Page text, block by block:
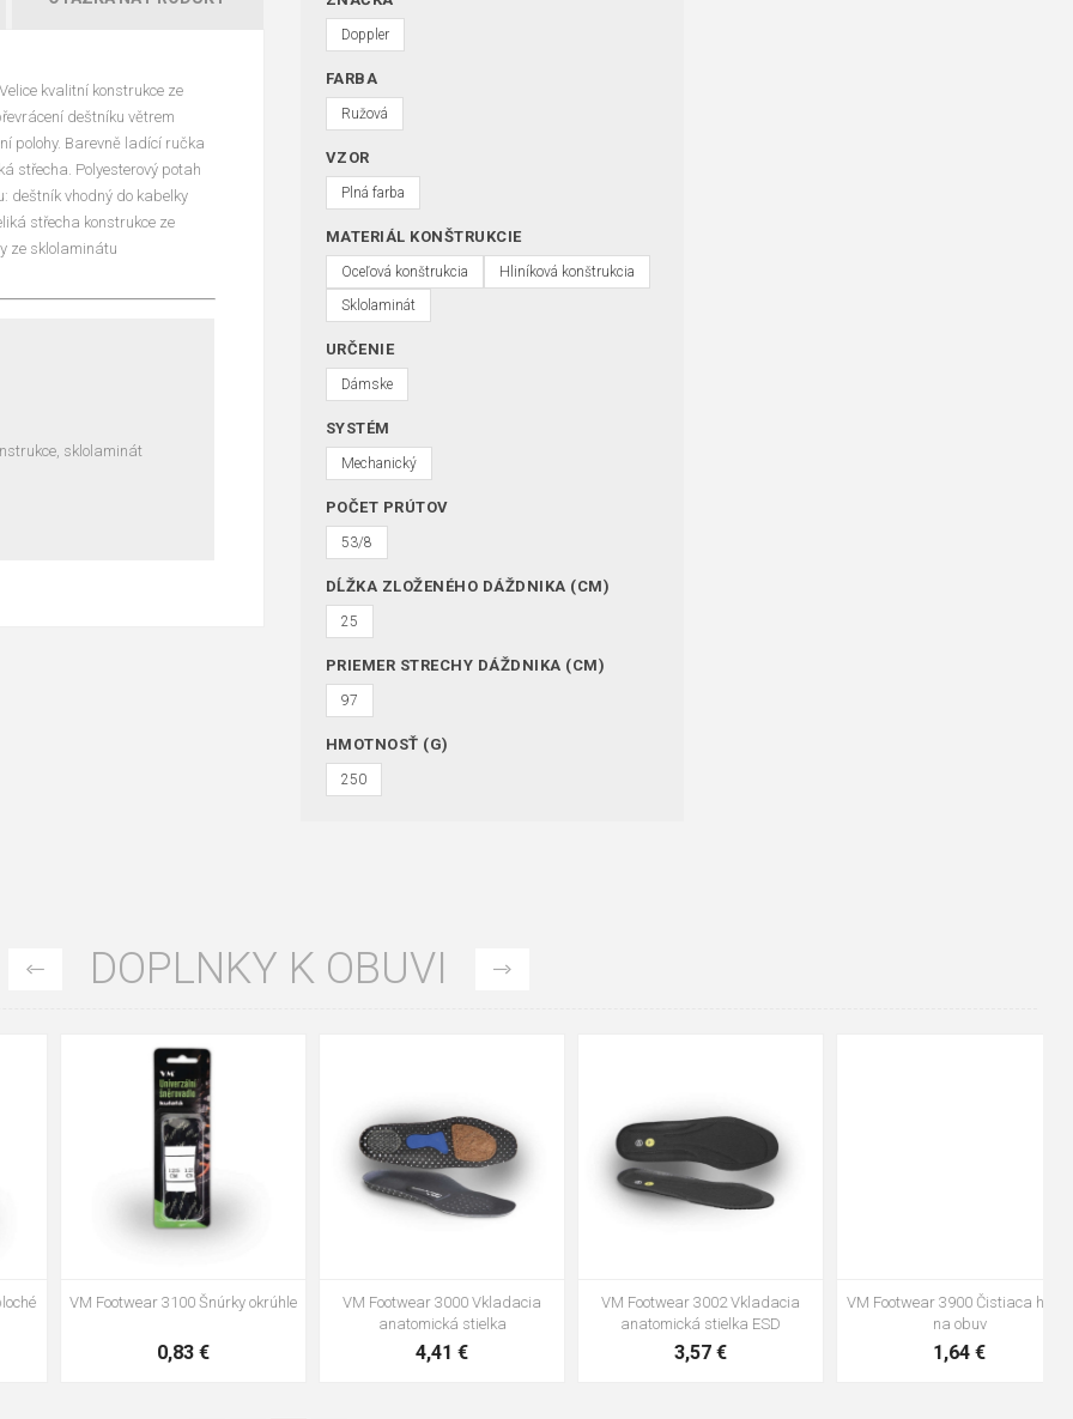
kvalitní konstrukce ze
deštníku větrem
polohy. Barevně ladící ručka
střecha. Polyesterový potah
deštník vhodný do kabelky
střecha konstrukce ze
ze sklolaminátu
sklolaminát
Doppler
FARBA
Ružová
VZOR
Plná farba
MATERIÁL KONŠTRUKCIE
Oceľová konštrukcia
Hliníková konštrukcia
Sklolaminát
URČENIE
Dámske
SYSTÉM
Mechanický
POČET PRÚTOV
53/8
DĹŽKA ZLOŽENÉHO DÁŽDNIKA (CM)
25
PRIEMER STRECHY DÁŽDNIKA (CM)
97
HMOTNOSŤ (G)
250
DOPLNKY K OBUVI
VM Footwear 3002 Vkladacia
3,57 €
40
48
VM Footwear 3900 Čistiaca huba
na obuv
1,64 €
VM Footwear 3600 Impregnace
water stop
10,04 €
Vložka Bennon ABSORBA XTR
4,16 €